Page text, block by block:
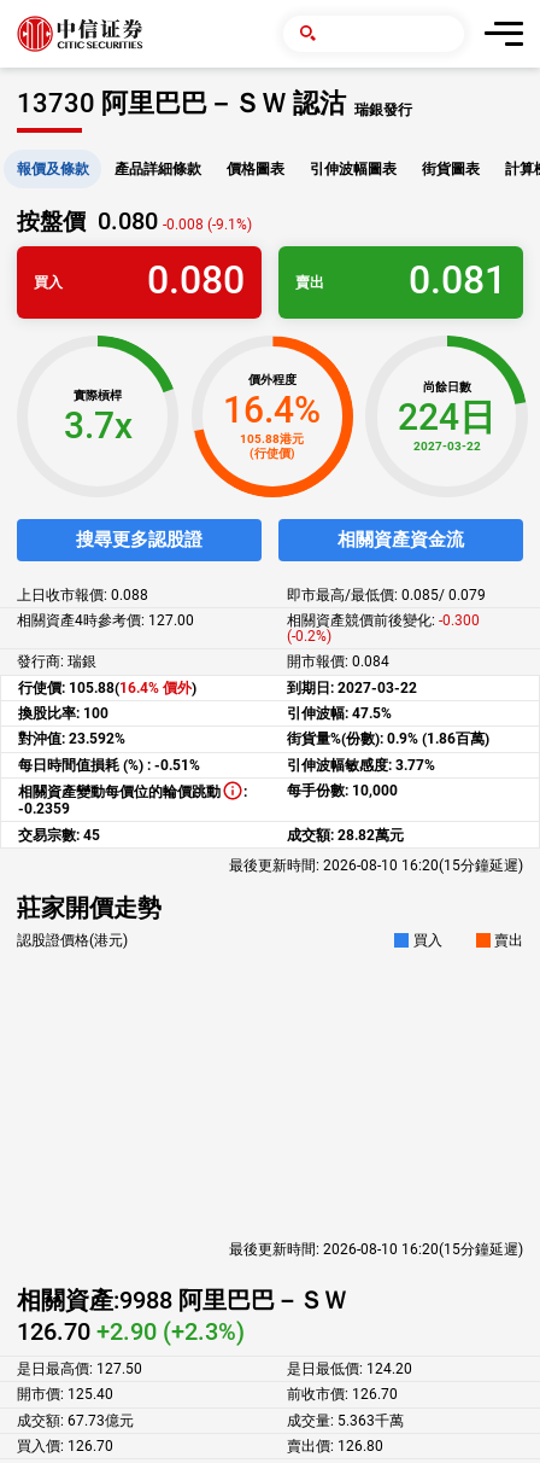
13730 阿里巴巴－ＳＷ 認沽 瑞銀發行
報價及條款 產品詳細條款 價格圖表 引伸波幅圖表 街貨圖表 計算
按盤價 0.080 -0.008 (-9.1%)
買入 0.080 賣出 0.081
實際槓桿
3.7x
價外程度
16.4%
105.88港元
(行使價)
尚餘日數
224日
2027-03-22
搜尋更多認股證 相關資產資金流
上日收市報價: 0.088 即市最高/最低價: 0.085/ 0.079
相關資產4時參考價: 127.00 相關資產競價前後變化: -0.300
(-0.2%)
發行商: 瑞銀
開市報價: 0.084
行使價: 105.88(16.4% 價外) 到期日: 2027-03-22
換股比率: 100 引伸波幅: 47.5%
對沖值: 23.592% 街貨量%(份數): 0.9% (1.86百萬)
每日時間值損耗 (%) : -0.51% 引伸波幅敏感度: 3.77%
相關資產變動每價位的輪價跳動
:
-0.2359
每手份數: 10,000
交易宗數: 45 成交額: 28.82萬元
最後更新時間: 2026-08-10 16:20(15分鐘延遲)
莊家開價走勢
認股證價格(港元) 買入 賣出
最後更新時間: 2026-08-10 16:20(15分鐘延遲)
相關資產:9988 阿里巴巴－ＳＷ
126.70 +2.90 (+2.3%)
是日最高價: 127.50 是日最低價: 124.20
開市價: 125.40 前收市價: 126.70
成交額: 67.73億元 成交量: 5.363千萬
買入價: 126.70 賣出價: 126.80